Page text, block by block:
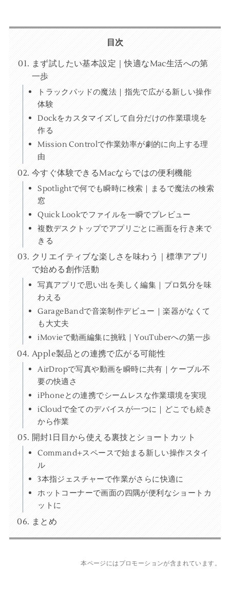
目次
まず試したい基本設定｜快適なMac生活への第
一歩
トラックパッドの魔法｜指先で広がる新しい操作
体験
Dockをカスタマイズして自分だけの作業環境を
作る
Mission Controlで作業効率が劇的に向上する理
由
今すぐ体験できるMacならではの便利機能
Spotlightで何でも瞬時に検索｜まるで魔法の検索
窓
Quick Lookでファイルを一瞬でプレビュー
複数デスクトップでアプリごとに画面を行き来で
きる
クリエイティブな楽しさを味わう｜標準アプリ
で始める創作活動
写真アプリで思い出を美しく編集｜プロ気分を味
わえる
GarageBandで音楽制作デビュー｜楽器がなくて
も大丈夫
iMovieで動画編集に挑戦｜YouTuberへの第一歩
Apple製品との連携で広がる可能性
AirDropで写真や動画を瞬時に共有｜ケーブル不
要の快適さ
iPhoneとの連携でシームレスな作業環境を実現
iCloudで全てのデバイスが一つに｜どこでも続き
から作業
開封1日目から使える裏技とショートカット
Command+スペースで始まる新しい操作スタイ
ル
3本指ジェスチャーで作業がさらに快適に
ホットコーナーで画面の四隅が便利なショートカ
ットに
まとめ
本ページにはプロモーションが含まれています。